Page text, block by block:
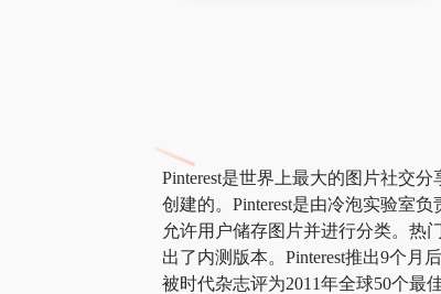
Pinterest是世界上最大的图片社交
创建的。Pinterest是由冷泡实验室
允许用户储存图片并进行分类。热
出了内测版本。Pinterest推出9个月
被时代杂志评为2011年全球50个最